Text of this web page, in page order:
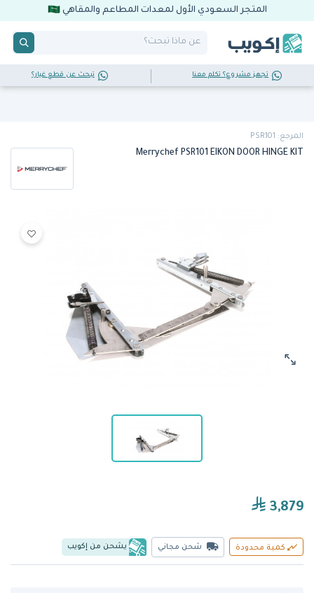
المتجر السعودي الأول لمعدات المطاعم والمقاهي
تجهز مشروع؟ تكلم معنا تبحث عن قطع غيار؟
المرجع: PSR101
Merrychef PSR101 EIKON DOOR HINGE KIT
3,879
كمية محدودة شحن مجاني يشحن من إكويب